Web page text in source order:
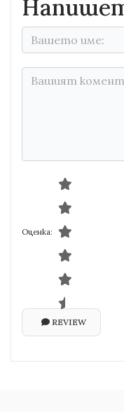
Оценка:
REVIEW